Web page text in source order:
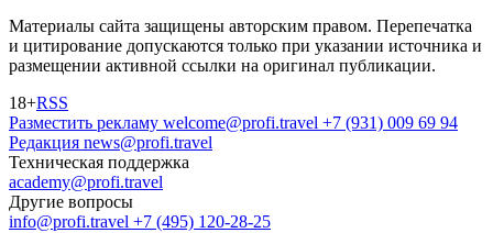
Материалы сайта защищены авторским правом. Перепечатка
и цитирование допускаются только при указании источника и
размещении активной ссылки на оригинал публикации.
18+RSS
Разместить рекламу welcome@profi.travel +7 (931) 009 69 94
Редакция news@profi.travel
Техническая поддержка
academy@profi.travel
Другие вопросы
info@profi.travel +7 (495) 120-28-25